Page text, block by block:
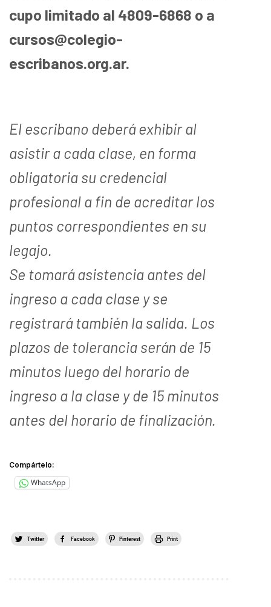
cupo limitado al 4809-6868 o a
cursos@colegio-
escribanos.org.ar.
El escribano deberá exhibir al
asistir a cada clase, en forma
obligatoria su credencial
profesional a fin de acreditar los
puntos correspondientes en su
legajo.
Se tomará asistencia antes del
ingreso a cada clase y se
registrará también la salida. Los
plazos de tolerancia serán de 15
minutos luego del horario de
ingreso a la clase y de 15 minutos
antes del horario de finalización.
Compártelo:
WhatsApp
Twitter Facebook Pinterest Print